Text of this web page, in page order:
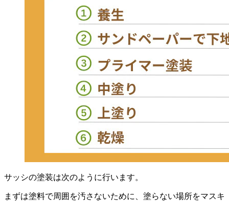
サッシの塗装は次のように行います。
まずは塗料で周囲を汚さないために、塗らない場所をマスキ